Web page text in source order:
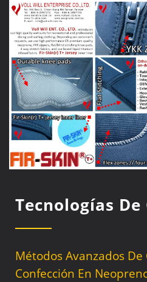
Tecnologías De
Métodos Avanzados De
Confección En